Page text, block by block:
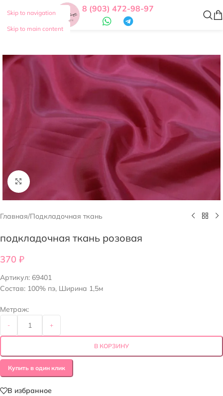
Skip to navigation
Skip to main content
8 (903) 472-98-97
Нажмите, чтобы увеличить
Главная/Подкладочная ткань
подкладочная ткань розовая
370 ₽
Артикул: 69401
Состав: 100% пэ, Ширина 1,5м
Метраж:
- +
В КОРЗИНУ
Купить в один клик
В избранное